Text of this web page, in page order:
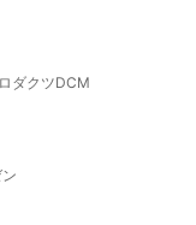
ダクツDCM